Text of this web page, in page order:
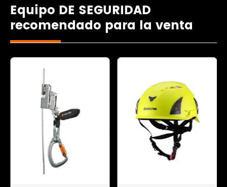
Equipo DE SEGURIDAD
recomendado para la venta